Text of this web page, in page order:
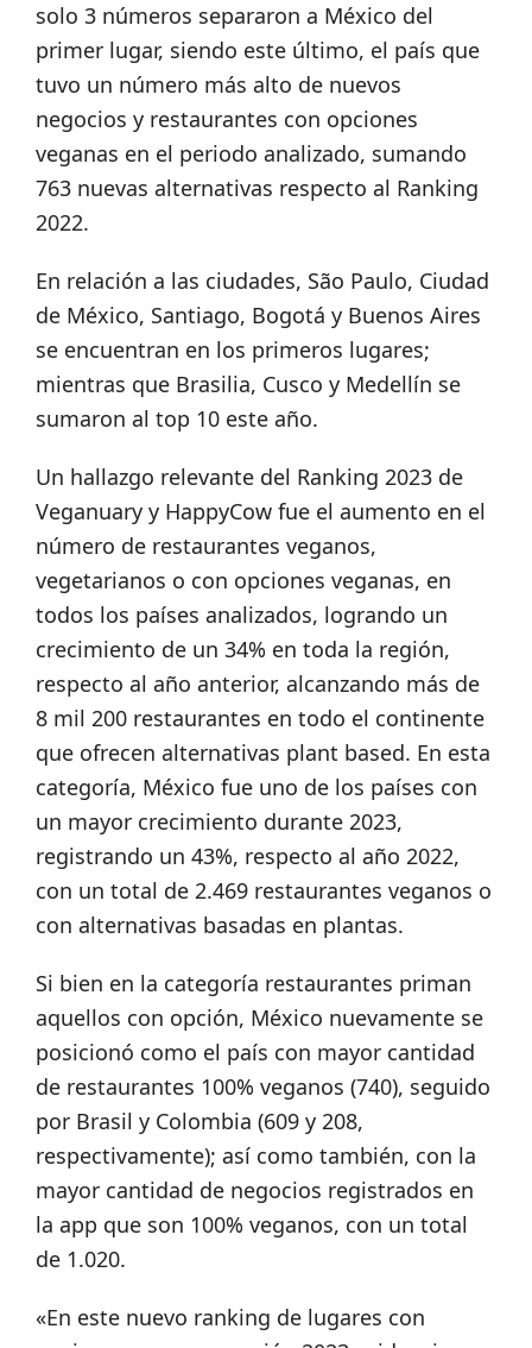
solo 3 números separaron a México del
primer lugar, siendo este último, el país que
tuvo un número más alto de nuevos
negocios y restaurantes con opciones
veganas en el periodo analizado, sumando
763 nuevas alternativas respecto al Ranking
2022.
En relación a las ciudades, São Paulo, Ciudad
de México, Santiago, Bogotá y Buenos Aires
se encuentran en los primeros lugares;
mientras que Brasilia, Cusco y Medellín se
sumaron al top 10 este año.
Un hallazgo relevante del Ranking 2023 de
Veganuary y HappyCow fue el aumento en el
número de restaurantes veganos,
vegetarianos o con opciones veganas, en
todos los países analizados, logrando un
crecimiento de un 34% en toda la región,
respecto al año anterior, alcanzando más de
8 mil 200 restaurantes en todo el continente
que ofrecen alternativas plant based. En esta
categoría, México fue uno de los países con
un mayor crecimiento durante 2023,
registrando un 43%, respecto al año 2022,
con un total de 2.469 restaurantes veganos o
con alternativas basadas en plantas.
Si bien en la categoría restaurantes priman
aquellos con opción, México nuevamente se
posicionó como el país con mayor cantidad
de restaurantes 100% veganos (740), seguido
por Brasil y Colombia (609 y 208,
respectivamente); así como también, con la
mayor cantidad de negocios registrados en
la app que son 100% veganos, con un total
de 1.020.
«En este nuevo ranking de lugares con